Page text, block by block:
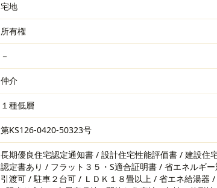
宅地
所有権
－
仲介
１種低層
第KS126-0420-50323号
長期優良住宅認定通知書 / 設計住宅性能評価書 / 建設住
認定書あり / フラット３５・S適合証明書 / 省エネルギ
引渡可 / 駐車２台可 / ＬＤＫ１８畳以上 / 省エネ給湯器